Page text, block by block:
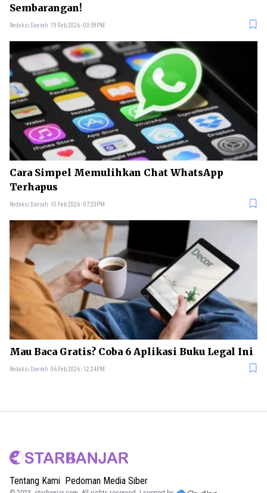
Sembarangan!
Redaksi Daerah 19 Feb 2026 - 03:59PM
Cara Simpel Memulihkan Chat WhatsApp
Terhapus
Redaksi Daerah 10 Feb 2026 - 07:23PM
Mau Baca Gratis? Coba 6 Aplikasi Buku Legal Ini
Redaksi Daerah 06 Feb 2026 - 12:24PM
Tentang Kami Pedoman Media Siber